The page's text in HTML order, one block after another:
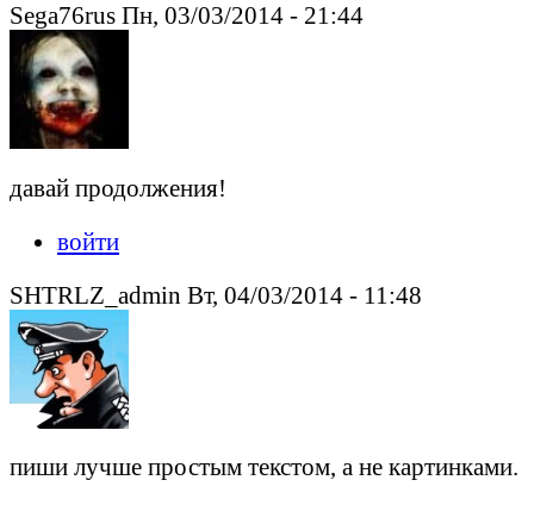
Sega76rus Пн, 03/03/2014 - 21:44
давай продолжения!
войти
SHTRLZ_admin Вт, 04/03/2014 - 11:48
пиши лучше простым текстом, а не картинками.